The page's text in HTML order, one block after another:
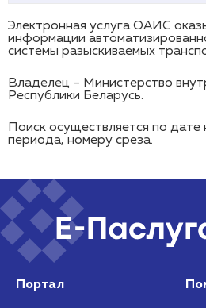
Электронная услуга ОАИС
информации
системы разыскиваемых
Владелец – Министерство
Республики Беларусь.
Поиск осуществляется по дате
периода, номеру среза.
Портал